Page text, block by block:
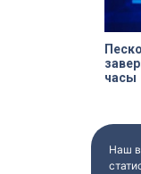
часы
Наш